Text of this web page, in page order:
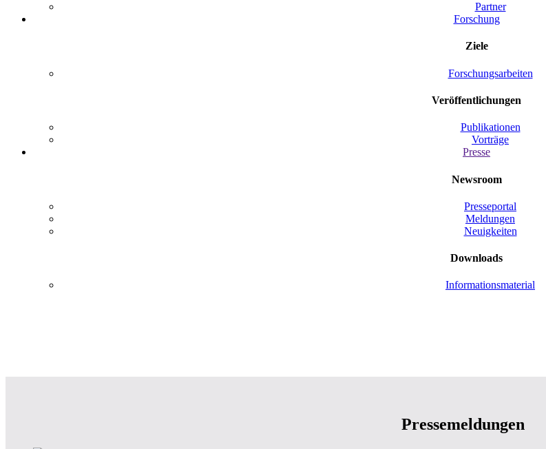
Partner
Forschung
Ziele
Forschungsarbeiten
Veröffentlichungen
Publikationen
Vorträge
Presse
Newsroom
Presseportal
Meldungen
Neuigkeiten
Downloads
Informationsmaterial
Pressemeldungen